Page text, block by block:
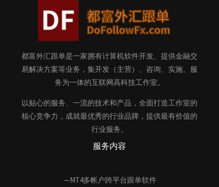
都富外汇跟单是一家拥有计算机软件开发、提供金融交
易解决方案等业务，集开发（主营）、咨询、实施、服
务为一体的互联网高科技工作室。
以贴心的服务、一流的技术和产品，全面打造工作室的
核心竞争力，成就最优秀的行业品牌，提供最有价值的
行业服务。
服务内容
—MT4多帐户跨平台跟单软件